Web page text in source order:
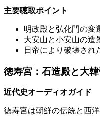
主要聴取ポイント
明政殿と弘化門の変
大安山と小安山の造
日帝により破壊され
徳寿宮：石造殿と大
近代史オーディオガイド
徳寿宮は朝鮮の伝統と西